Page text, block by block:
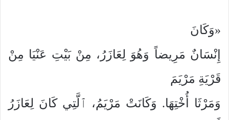
«وَكَانَ
إِنْسَانٌ مَرِيضاً وَهُوَ لِعَازَرُ، مِنْ بَيْتِ عَنْيَا مِنْ
قَرْيَةِ مَرْيَمَ
وَمَرْثَا أُخْتِهَا. وَكَانَتْ مَرْيَمُ، ٱلَّتِي كَانَ لِعَازَرُ